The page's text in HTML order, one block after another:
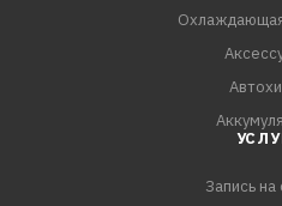
Запись на